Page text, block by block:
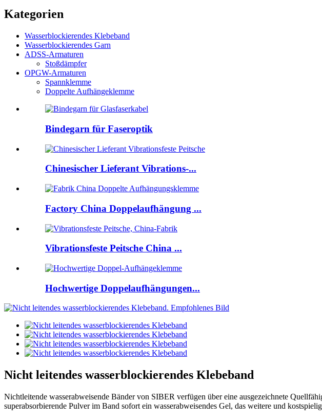
Kategorien
Wasserblockierendes Klebeband
Wasserblockierendes Garn
ADSS-Armaturen
Stoßdämpfer
OPGW-Armaturen
Spannklemme
Doppelte Aufhängeklemme
Bindegarn für Faseroptik
Chinesischer Lieferant Vibrations-...
Factory China Doppelaufhängung ...
Vibrationsfeste Peitsche China ...
Hochwertige Doppelaufhängungen...
Nicht leitendes wasserblockierendes Klebeband
Nichtleitende wasserabweisende Bänder von SIBER verfügen über eine ausgezeichnete
superabsorbierende Pulver im Band sofort ein wasserabweisendes Gel, das weitere und